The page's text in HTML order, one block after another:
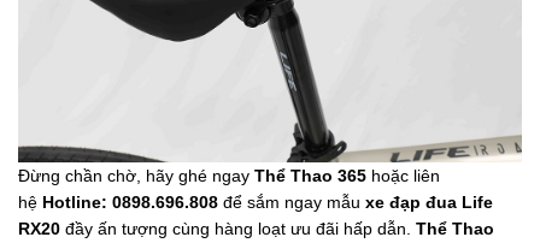
Đừng chần chờ, hãy ghé ngay Thể Thao 365 hoặc liên
hệ Hotline: 0898.696.808 để sắm ngay mẫu xe đạp đua Life
RX20 đầy ấn tượng cùng hàng loạt ưu đãi hấp dẫn. Thể Thao